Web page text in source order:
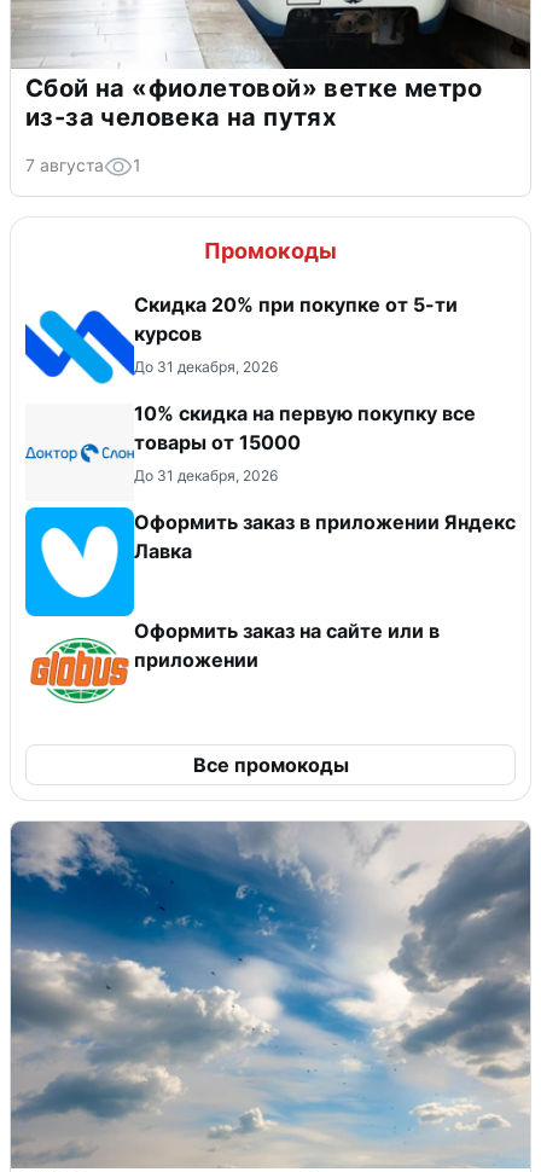
Сбой на «фиолетовой» ветке метро
из-за человека на путях
7 августа 1
Промокоды
Скидка 20% при покупке от 5-ти
курсов
До 31 декабря, 2026
10% скидка на первую покупку все
товары от 15000
До 31 декабря, 2026
Оформить заказ в приложении Яндекс
Лавка
Оформить заказ на сайте или в
приложении
Все промокоды